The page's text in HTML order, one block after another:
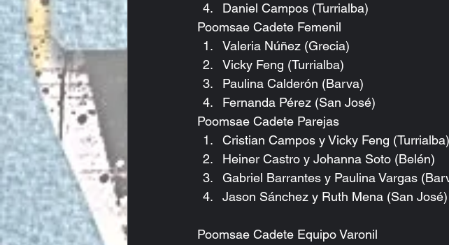
Daniel Campos (Turrialba)
Poomsae Cadete Femenil
Valeria Núñez (Grecia)
Vicky Feng (Turrialba)
Paulina Calderón (Barva)
Fernanda Pérez (San José)
Poomsae Cadete Parejas
Cristian Campos y Vicky Feng (Turrialba)
Heiner Castro y Johanna Soto (Belén)
Gabriel Barrantes y Paulina Vargas
Jason Sánchez y Ruth Mena (San José)
Poomsae Cadete Equipo Varonil